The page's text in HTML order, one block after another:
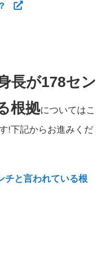
?
長が178セン
根拠についてはこ
!下記からお進みくだ
チと言われている根